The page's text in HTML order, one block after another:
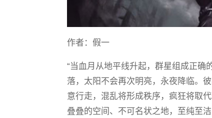
作者：假一
“当血月从地平线升起，群星组成正确
落，太阳不会再次明亮，永夜降临。
意行走，混乱将形成秩序，疯狂将取
叠叠的空间、不可名状之地，至纯至